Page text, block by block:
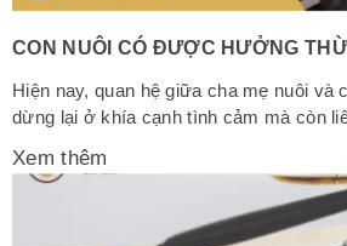
CON NUÔI CÓ ĐƯỢC HƯỞNG
Hiện nay, quan hệ giữa cha mẹ nuôi và
dừng lại ở khía cạnh tình cảm mà còn
là con nuôi có được hưởng thừa kế
Xem thêm